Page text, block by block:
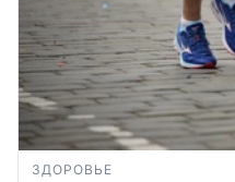
ЗДОРОВЬЕ